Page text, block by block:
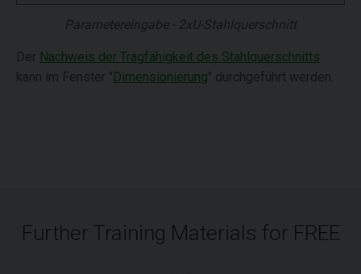
Parametereingabe - 2xU-Stahlquerschnitt
Der Nachweis der Tragfähigkeit des Stahlquerschnitts
kann im Fenster "Dimensionierung" durchgeführt werden.
Further Training Materials for FREE